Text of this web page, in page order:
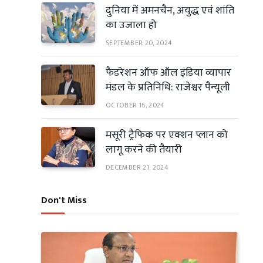
दुनिया में अमनचैन, अयुद्ध एवं शांति
का उजाला हो
SEPTEMBER 20, 2024
फैडरेशन ऑफ ऑल इंडिया व्यापार
मंडल के प्रतिनिधि: राजेश्वर पैन्यूली
OCTOBER 16, 2024
मसूरी ट्रैफिक पर एक्शन प्लान को
लागू करने की तैयारी
DECEMBER 21, 2024
Don't Miss